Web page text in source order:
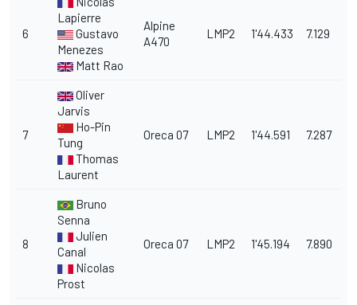
6
Lapierre
Gustavo
Menezes
Matt Rao
Alpine
A470
LMP2 1'44.433 7.129
7
Oliver
Jarvis
Ho-Pin
Tung
Thomas
Laurent
Oreca 07 LMP2 1'44.591 7.287
8
Bruno
Senna
Julien
Canal
Nicolas
Prost
Oreca 07 LMP2 1'45.194 7.890